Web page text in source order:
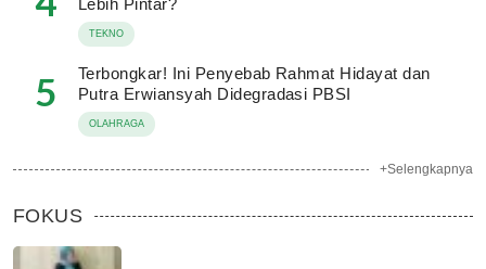
Lebih Pintar?
TEKNO
5
Terbongkar! Ini Penyebab Rahmat Hidayat dan
Putra Erwiansyah Didegradasi PBSI
OLAHRAGA
+Selengkapnya
FOKUS